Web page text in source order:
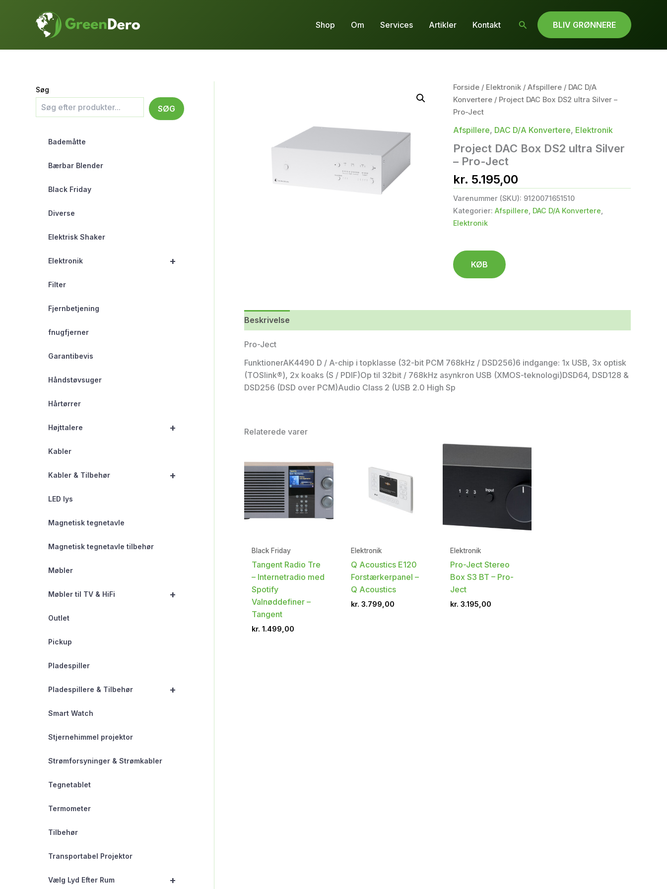
Shop Om Services Artikler Kontakt Søg BLIV GRØNNERE
Søg
SØG
Bademåtte
Bærbar Blender
Black Friday
Diverse
Elektrisk Shaker
+
Elektronik
Filter
Fjernbetjening
fnugfjerner
Garantibevis
Håndstøvsuger
Hårtørrer
+
Højttalere
Kabler
+
Kabler & Tilbehør
LED lys
Magnetisk tegnetavle
Magnetisk tegnetavle tilbehør
Møbler
+
Møbler til TV & HiFi
Outlet
Pickup
Pladespiller
+
Pladespillere & Tilbehør
Smart Watch
Stjernehimmel projektor
Strømforsyninger & Strømkabler
Tegnetablet
Termometer
Tilbehør
Transportabel Projektor
+
Vælg Lyd Efter Rum
Forside/ Elektronik/ Afspillere/ DAC D/A
Konvertere/ Project DAC Box DS2 ultra Silver –
Pro-Ject
Afspillere, DAC D/A Konvertere, Elektronik
Project DAC Box DS2 ultra Silver
– Pro-Ject
kr. 5.195,00
Varenummer (SKU): 9120071651510
Kategorier: Afspillere DAC D/A Konvertere
Elektronik
KØB
Beskrivelse
Pro-Ject
FunktionerAK4490 D / A-chip i topklasse (32-bit PCM 768kHz / DSD256)6 indgange: 1x USB, 3x optisk
(TOSlink®), 2x koaks (S / PDIF)Op til 32bit / 768kHz asynkron USB (XMOS-teknologi)DSD64, DSD128 &
DSD256 (DSD over PCM)Audio Class 2 (USB 2.0 High Sp
Relaterede varer
Black Friday
Tangent Radio Tre
– Internetradio med
Spotify
Valnøddefiner –
Tangent
kr. 1.499,00
Elektronik
Q Acoustics E120
Forstærkerpanel –
Q Acoustics
kr. 3.799,00
Elektronik
Pro-Ject Stereo
Box S3 BT – Pro-
Ject
kr. 3.195,00